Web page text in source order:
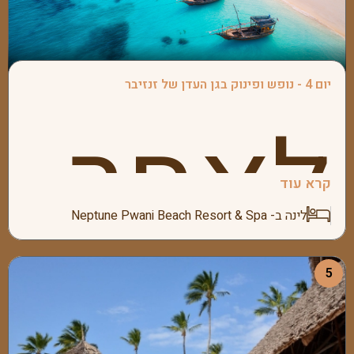
ונצא
נצא
יום 4 - נופש ופינוק בגן העדן של זנזיבר
לאחר
קרא עוד
לינה ב- Neptune Pwani Beach Resort & Spa
5